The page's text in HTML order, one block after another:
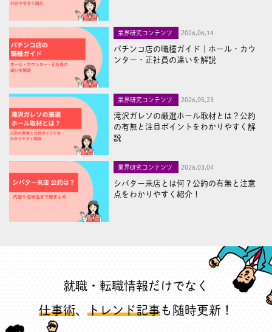
業界研究コンテンツ 2026,06,14
パチンコ店の職種ガイド｜ホール・カウ
ンター・正社員の違いを解説
業界研究コンテンツ 2026,05,23
滝沢ガレソの厳選ホール取材とは？公約
の有無と注目ポイントをわかりやすく解
説
業界研究コンテンツ 2026,03,04
シバター来店とは何？公約の有無と注意
点をわかりやすく紹介！
就職・転職情報だけでなく
仕事術、 トレンド記事も随時更新！